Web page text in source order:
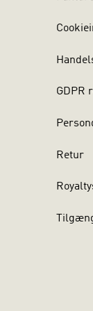
har hun
GDPR
Retur